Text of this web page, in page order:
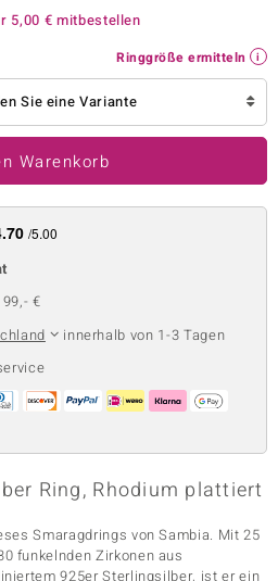
5,00 € mitbestellen
Ringgröße ermitteln
Sie eine Variante
Warenkorb
/5.00
€
innerhalb von 1-3 Tagen
Ring, Rhodium plattiert
Smaragdrings von Sambia. Mit 25
funkelnden Zirkonen aus
925er Sterlingsilber, ist er ein